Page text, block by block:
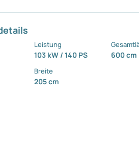
Leistung
103 kW / 140 PS 600 cm
Breite
205 cm